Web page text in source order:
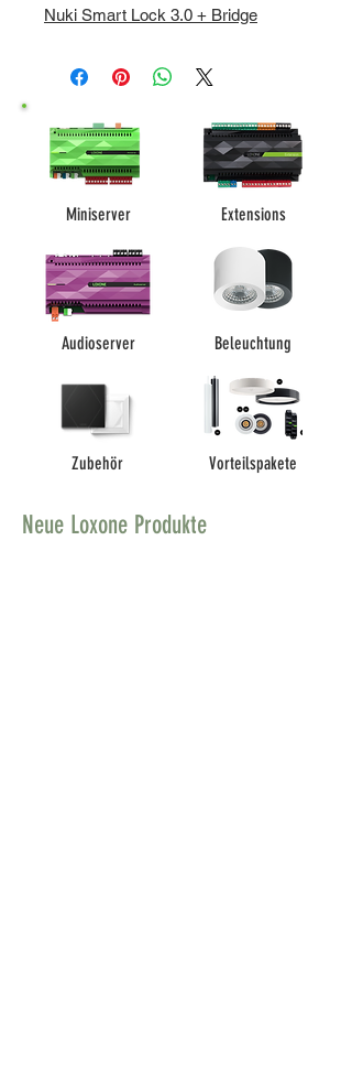
Nuki Smart Lock 3.0 + Bridge
Miniserver
Audioserver
Zubehör
Extensions
Beleuchtung
Vorteilspakete
Neue Loxone Produkte